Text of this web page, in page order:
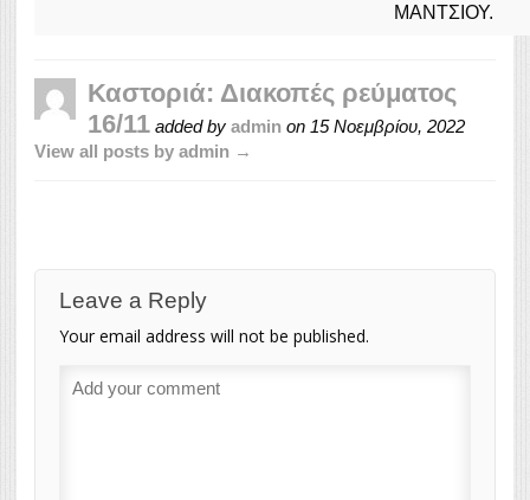
ΜΑΝΤΣΙΟΥ.
Καστοριά: Διακοπές ρεύματος
16/11 added by admin on 15 Νοεμβρίου, 2022
View all posts by admin →
Leave a Reply
Your email address will not be published.